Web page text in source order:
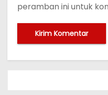
peramban ini untuk